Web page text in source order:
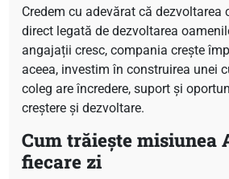
Credem cu adevărat că dezvoltarea
direct legată de dezvoltarea
angajații cresc, compania crește
aceea, investim în construirea unei
coleg are încredere, suport și
creștere și dezvoltare.
Cum trăiește misiunea
fiecare zi